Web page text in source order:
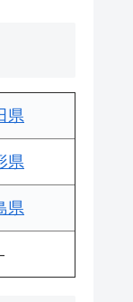
県
県
県